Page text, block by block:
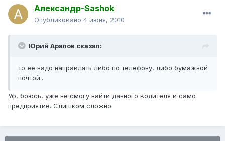
Александр-Sashok
Опубликовано 4 июня, 2010
Юрий Аралов сказал:
то её надо направлять либо по телефону, либо бумажной
почтой...
Уф, боюсь, уже не смогу найти данного водителя и само
предприятие. Слишком сложно.